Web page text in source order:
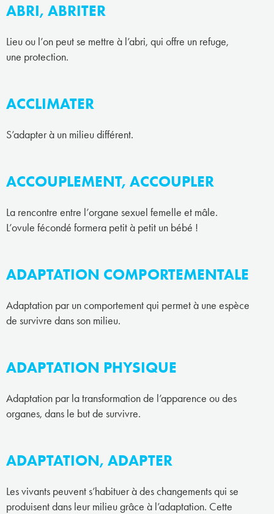
ABRI, ABRITER
Lieu ou l’on peut se mettre à l’abri, qui offre un refuge,
une protection.
ACCLIMATER
S’adapter à un milieu différent.
ACCOUPLEMENT, ACCOUPLER
La rencontre entre l’organe sexuel femelle et mâle.
L’ovule fécondé formera petit à petit un bébé !
ADAPTATION COMPORTEMENTALE
Adaptation par un comportement qui permet à une espèce
de survivre dans son milieu.
ADAPTATION PHYSIQUE
Adaptation par la transformation de l’apparence ou des
organes, dans le but de survivre.
ADAPTATION, ADAPTER
Les vivants peuvent s’habituer à des changements qui se
produisent dans leur milieu grâce à l’adaptation. Cette